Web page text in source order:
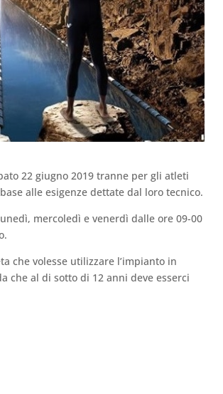
22 giugno 2019 tranne per gli atleti
alle esigenze dettate dal loro tecnico.
mercoledì e venerdì dalle ore 09-00
che volesse utilizzare l’impianto in
che al di sotto di 12 anni deve esserci